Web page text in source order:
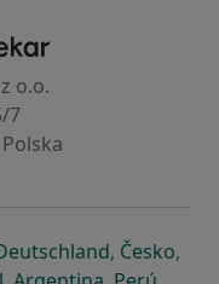
- Hlavní stránka
o.o.
7
v nové záložce
otevře v nové záložce
se otevře v
, Českose
,